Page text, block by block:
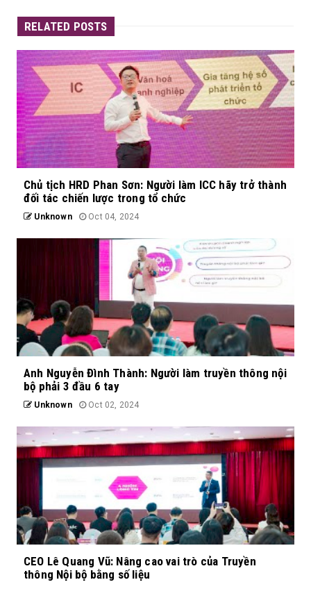
RELATED POSTS
Chủ tịch HRD Phan Sơn: Người làm ICC hãy trở thành
đối tác chiến lược trong tổ chức
Unknown Oct 04, 2024
Anh Nguyễn Đình Thành: Người làm truyền thông nội
bộ phải 3 đầu 6 tay
Unknown Oct 02, 2024
CEO Lê Quang Vũ: Nâng cao vai trò của Truyền
thông Nội bộ bằng số liệu